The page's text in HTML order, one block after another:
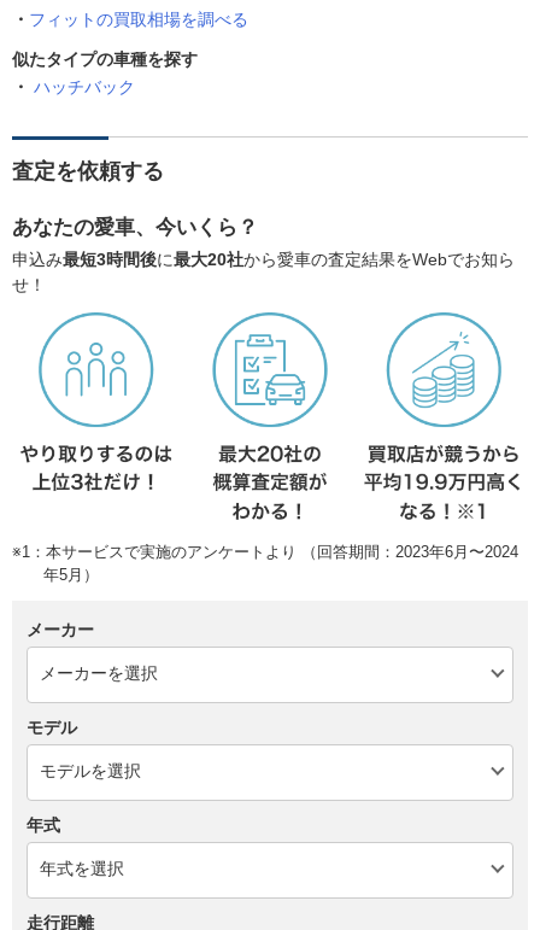
フィットの買取相場を調べる
似たタイプの車種を探す
ハッチバック
査定を依頼する
あなたの愛車、今いくら？
申込み最短3時間後に最大20社から愛車の査定結果をWebでお知ら
せ！
※1：本サービスで実施のアンケートより （回答期間：2023年6月〜2024
年5月）
メーカー
モデル
年式
走行距離